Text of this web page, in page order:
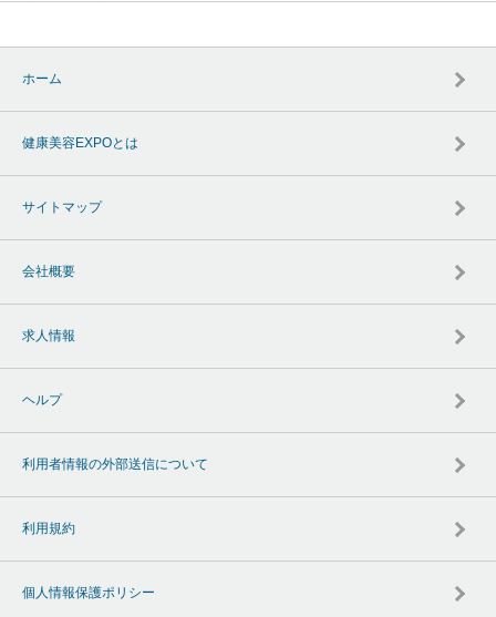
ホーム
健康美容EXPOとは
サイトマップ
会社概要
求人情報
ヘルプ
利用者情報の外部送信について
利用規約
個人情報保護ポリシー